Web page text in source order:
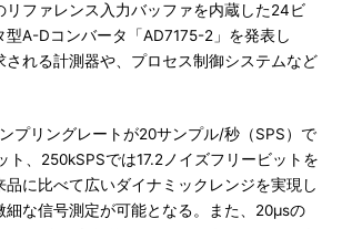
リファレンス入力バッファを内蔵した24ビ
型A-Dコンバータ「AD7175-2」を発表し
される計測器や、プロセス制御システムなど
プリングレートが20サンプル/秒（SPS）で
ト、250kSPSでは17.2ノイズフリービットを
品に比べて広いダイナミックレンジを実現し
細な信号測定が可能となる。また、20μsの